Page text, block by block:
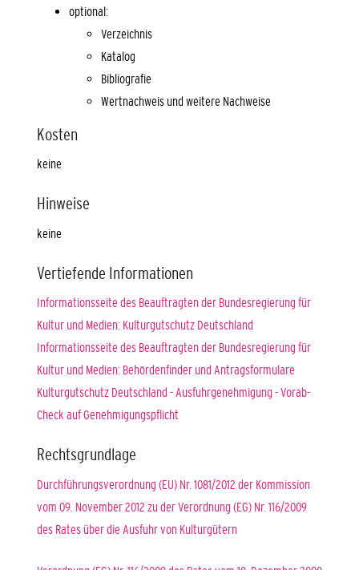
optional:
Verzeichnis
Katalog
Bibliografie
Wertnachweis und weitere Nachweise
Kosten
keine
Hinweise
keine
Vertiefende Informationen
Informationsseite des Beauftragten der Bundesregierung für
Kultur und Medien: Kulturgutschutz Deutschland
Informationsseite des Beauftragten der Bundesregierung für
Kultur und Medien: Behördenfinder und Antragsformulare
Kulturgutschutz Deutschland - Ausfuhrgenehmigung - Vorab-
Check auf Genehmigungspflicht
Rechtsgrundlage
Durchführungsverordnung (EU) Nr. 1081/2012 der Kommission
vom 09. November 2012 zu der Verordnung (EG) Nr. 116/2009
des Rates über die Ausfuhr von Kulturgütern